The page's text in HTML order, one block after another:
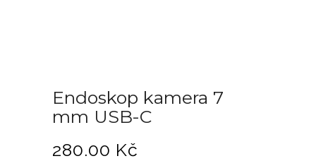
Endoskop kamera 7
mm USB-C
280.00 Kč